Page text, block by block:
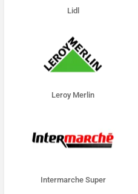
Lidl
Leroy Merlin
Intermarche Super